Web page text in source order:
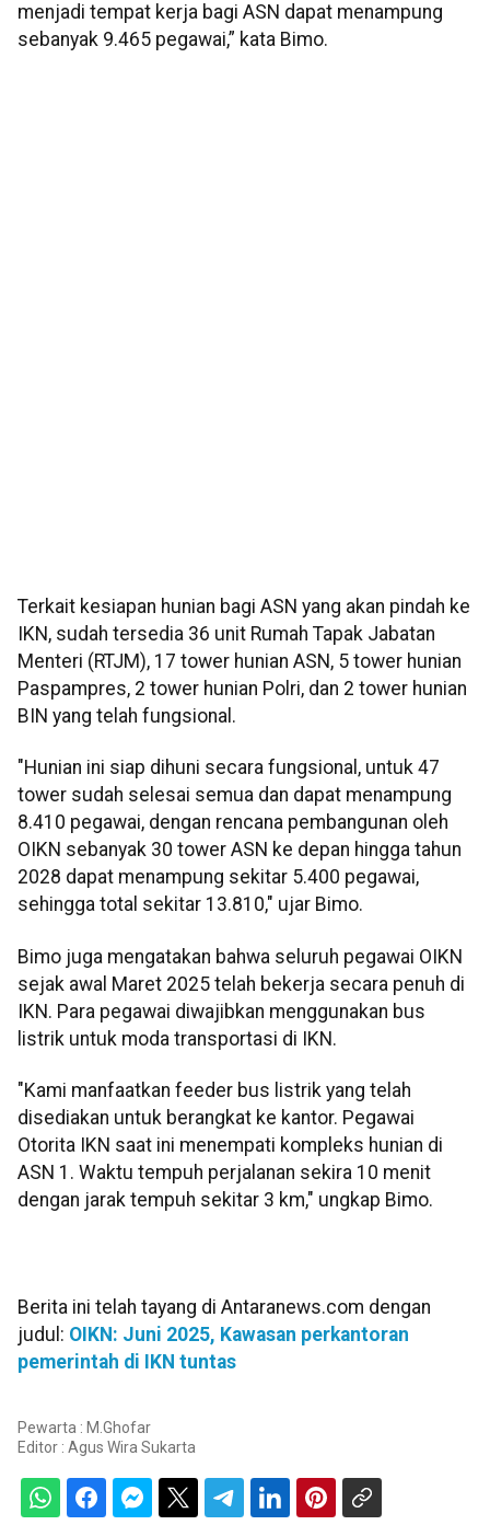
menjadi tempat kerja bagi ASN dapat menampung
sebanyak 9.465 pegawai,” kata Bimo.
Terkait kesiapan hunian bagi ASN yang akan pindah ke
IKN, sudah tersedia 36 unit Rumah Tapak Jabatan
Menteri (RTJM), 17 tower hunian ASN, 5 tower hunian
Paspampres, 2 tower hunian Polri, dan 2 tower hunian
BIN yang telah fungsional.
"Hunian ini siap dihuni secara fungsional, untuk 47
tower sudah selesai semua dan dapat menampung
8.410 pegawai, dengan rencana pembangunan oleh
OIKN sebanyak 30 tower ASN ke depan hingga tahun
2028 dapat menampung sekitar 5.400 pegawai,
sehingga total sekitar 13.810," ujar Bimo.
Bimo juga mengatakan bahwa seluruh pegawai OIKN
sejak awal Maret 2025 telah bekerja secara penuh di
IKN. Para pegawai diwajibkan menggunakan bus
listrik untuk moda transportasi di IKN.
"Kami manfaatkan feeder bus listrik yang telah
disediakan untuk berangkat ke kantor. Pegawai
Otorita IKN saat ini menempati kompleks hunian di
ASN 1. Waktu tempuh perjalanan sekira 10 menit
dengan jarak tempuh sekitar 3 km," ungkap Bimo.
Berita ini telah tayang di Antaranews.com dengan
judul: OIKN: Juni 2025, Kawasan perkantoran
pemerintah di IKN tuntas
Pewarta : M.Ghofar
Editor : Agus Wira Sukarta